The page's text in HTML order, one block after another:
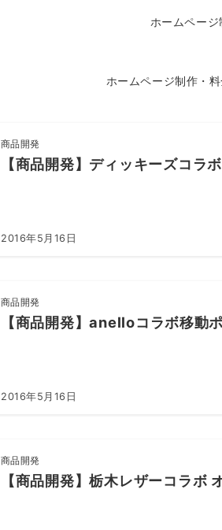
ホームページ制作・料
ホームページ
商品開発
【商品開発】ディッキーズコ
2016年5月16日
商品開発
【商品開発】anelloコラボ移
2016年5月16日
商品開発
【商品開発】栃木レザーコラ